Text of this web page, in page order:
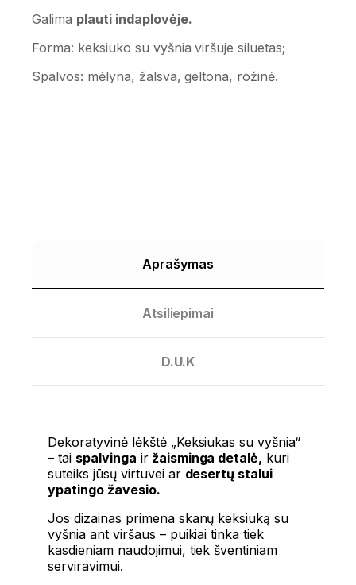
Galima plauti indaplovėje.
Forma: keksiuko su vyšnia viršuje siluetas;
Spalvos: mėlyna, žalsva, geltona, rožinė.
Aprašymas
Atsiliepimai
D.U.K
Dekoratyvinė lėkštė „Keksiukas su vyšnia“
– tai spalvinga iržaisminga detalė, kuri
suteiks jūsų virtuvei ar desertų stalui
ypatingo žavesio.
Jos dizainas primena skanų keksiuką su
vyšnia ant viršaus – puikiai tinka tiek
kasdieniam naudojimui, tiek šventiniam
serviravimui.